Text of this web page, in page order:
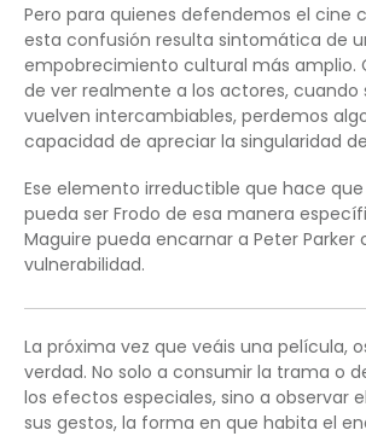
Pero para quienes defendemos el cine
esta confusión resulta sintomática de
empobrecimiento cultural más amplio.
de ver realmente a los actores, cuando
vuelven intercambiables, perdemos
capacidad de apreciar la singularidad
Ese elemento irreductible que hace que
pueda ser Frodo de esa manera
Maguire pueda encarnar a Peter Parker
vulnerabilidad.
La próxima vez que veáis una película,
verdad. No solo a consumir la trama o
los efectos especiales, sino a observar
sus gestos, la forma en que habita el